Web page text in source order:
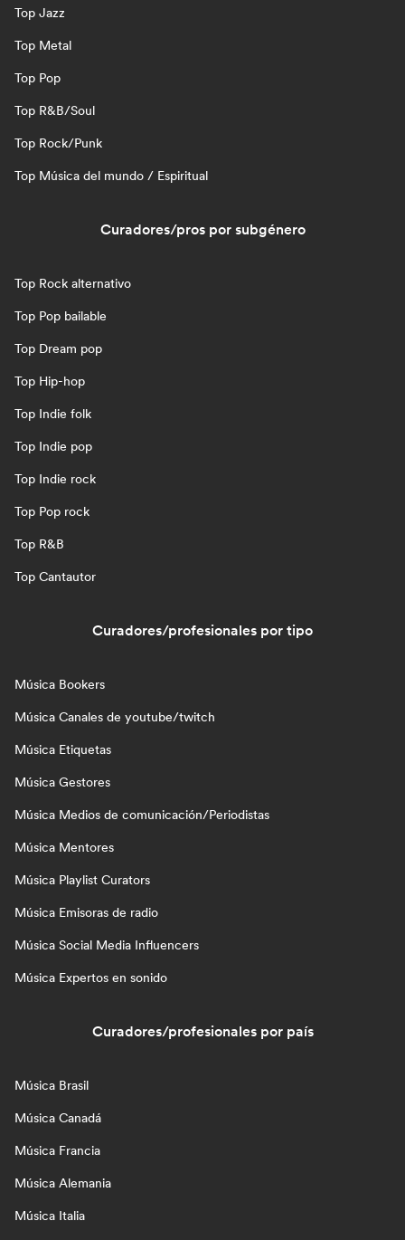
Top Jazz
Top Metal
Top Pop
Top R&B/Soul
Top Rock/Punk
Top Música del mundo / Espiritual
Curadores/pros por subgénero
Top Rock alternativo
Top Pop bailable
Top Dream pop
Top Hip-hop
Top Indie folk
Top Indie pop
Top Indie rock
Top Pop rock
Top R&B
Top Cantautor
Curadores/profesionales por tipo
Música Bookers
Música Canales de youtube/twitch
Música Etiquetas
Música Gestores
Música Medios de comunicación/Periodistas
Música Mentores
Música Playlist Curators
Música Emisoras de radio
Música Social Media Influencers
Música Expertos en sonido
Curadores/profesionales por país
Música Brasil
Música Canadá
Música Francia
Música Alemania
Música Italia